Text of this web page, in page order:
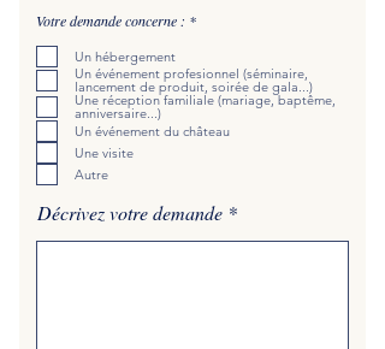
Votre demande concerne : *R
i
r
e
Un hébergement
Un événement profesionnel (séminaire,
lancement de produit, soirée de gala...)
Une réception familiale (mariage, baptême,
anniversaire...)
Un événement du château
Une visite
Autre
Décrivez votre demande